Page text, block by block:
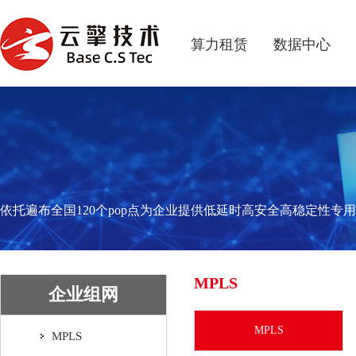
算力租赁 数据中心
依托遍布全国120个pop点为企业提供低延时高安全高稳定性专
企业组网
MPLS
MPLS
MPLS